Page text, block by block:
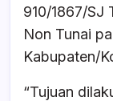
910/1867/SJ
Non Tunai
Kabupaten/
“Tujuan